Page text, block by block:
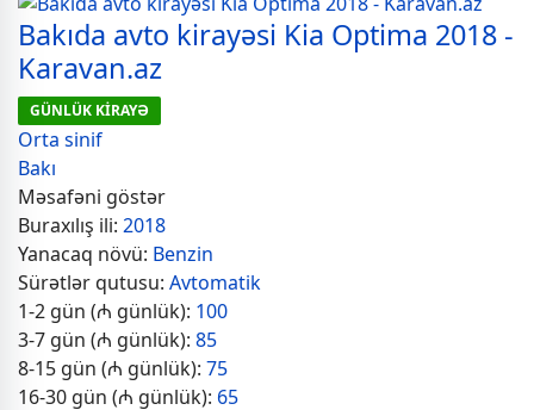
Bakıda avto kirayəsi Kia Optima 2018 -
Karavan.az
GÜNLÜK KİRAYƏ
Orta sinif
Bakı
Məsafəni göstər
Buraxılış ili: 2018
Yanacaq növü: Benzin
Sürətlər qutusu: Avtomatik
1-2 gün (₼ günlük): 100
3-7 gün (₼ günlük): 85
8-15 gün (₼ günlük): 75
16-30 gün (₼ günlük): 65